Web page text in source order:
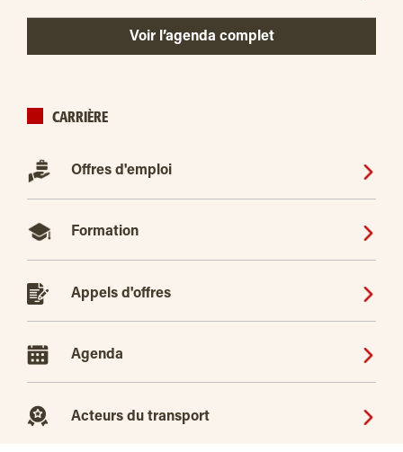
Voir l’agenda complet
CARRIÈRE
Offres d'emploi
Formation
Appels d'offres
Agenda
Acteurs du transport